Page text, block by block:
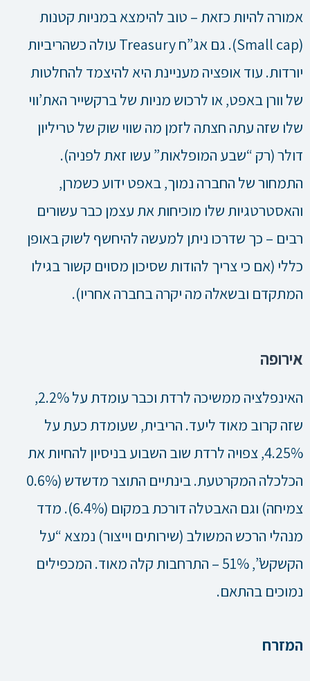
אמורה להיות כזאת – טוב להימצא במניות קטנות
(Small cap). גם אג”ח Treasury עולה כשהריביות
יורדות. עוד אופציה מעניינת היא להיצמד להחלטות
של וורן באפט, או לרכוש מניות של ברקשייר האת’ווי
שלו שזה עתה חצתה לזמן מה שווי שוק של טריליון
דולר (רק “שבע המופלאות” עשו זאת לפניה).
התמחור של החברה נמוך, באפט ידוע כשמרן,
והאסטרטגיות שלו מוכיחות את עצמן כבר עשורים
רבים – כך שדרכו ניתן למעשה להיחשף לשוק באופן
כללי (אם כי צריך להודות שסיכון מסוים קשור בגילו
המתקדם ובשאלה מה יקרה בחברה אחריו).
אירופה
האינפלציה ממשיכה לרדת וכבר עומדת על 2.2%,
שזה קרוב מאוד ליעד. הריבית, שעומדת כעת על
4.25%, צפויה לרדת שוב השבוע בניסיון להחיות את
הכלכלה המקרטעת. בינתיים התוצר מדשדש (0.6%
צמיחה) וגם האבטלה דורכת במקום (6.4%). מדד
מנהלי הרכש המשולב (שירותים וייצור) נמצא “על
הקשקש”, 51% – התרחבות קלה מאוד. המכפילים
נמוכים בהתאם.
המזרח